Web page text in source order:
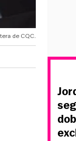
de CQC.